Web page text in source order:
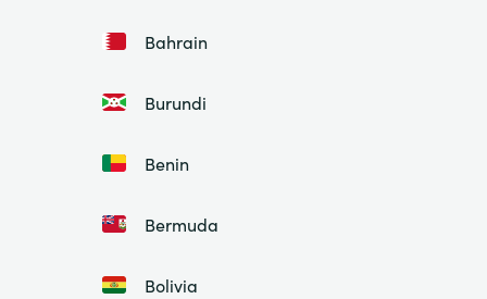
Bahrain
Burundi
Benin
Bermuda
Bolivia